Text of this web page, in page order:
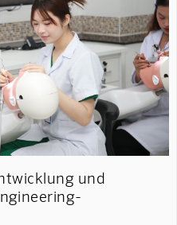
und